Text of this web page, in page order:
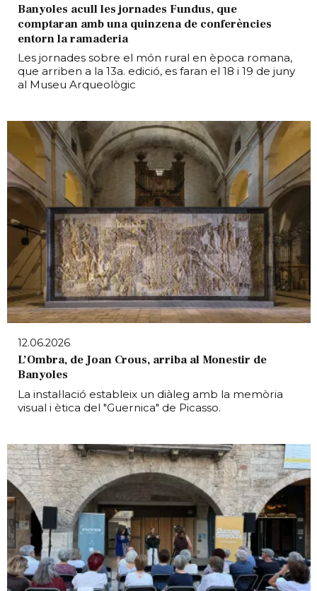
Banyoles acull les jornades Fundus, que
comptaran amb una quinzena de conferències
entorn la ramaderia
Les jornades sobre el món rural en època romana,
que arriben a la 13a. edició, es faran el 18 i 19 de juny
al Museu Arqueològic
12.06.2026
L’Ombra, de Joan Crous, arriba al Monestir de
Banyoles
La instal·lació estableix un diàleg amb la memòria
visual i ètica del "Guernica" de Picasso.